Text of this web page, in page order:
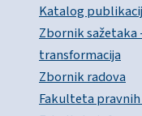
Katalog
Zbornik sažetaka
transformacija
Zbornik radova
Fakulteta